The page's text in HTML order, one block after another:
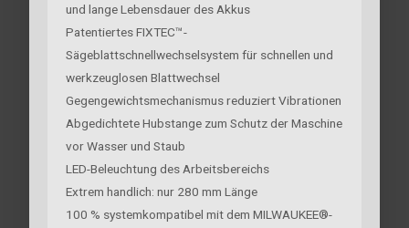
und lange Lebensdauer des Akkus
Patentiertes FIXTEC™-
Sägeblattschnellwechselsystem für schnellen und
werkzeuglosen Blattwechsel
Gegengewichtsmechanismus reduziert Vibrationen
Abgedichtete Hubstange zum Schutz der Maschine
vor Wasser und Staub
LED-Beleuchtung des Arbeitsbereichs
Extrem handlich: nur 280 mm Länge
100 % systemkompatibel mit dem MILWAUKEE®-